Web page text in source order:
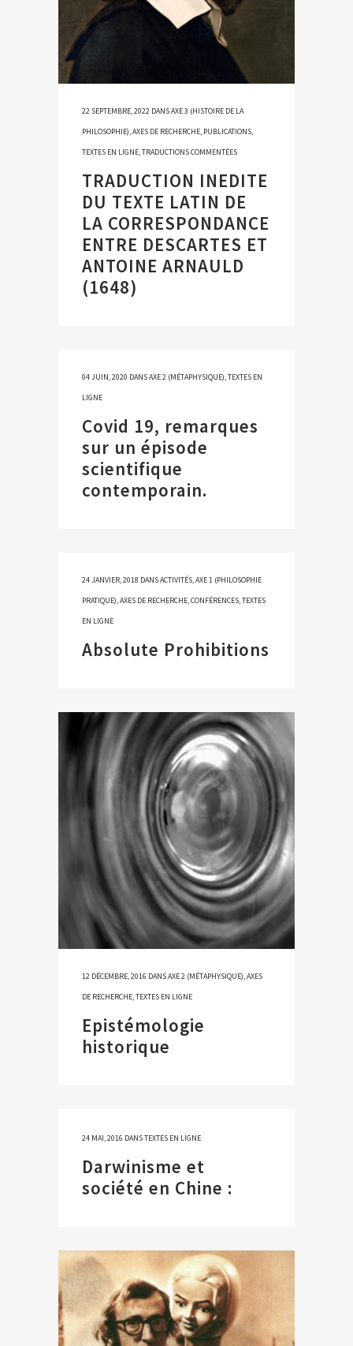
22 SEPTEMBRE, 2022 DANSAXE 3 (HISTOIRE DE LA
PHILOSOPHIE),AXES DE RECHERCHE, PUBLICATIONS,
TEXTES EN LIGNE,TRADUCTIONS COMMENTÉES
TRADUCTION INEDITE
DU TEXTE LATIN DE
LA CORRESPONDANCE
ENTRE DESCARTES ET
ANTOINE ARNAULD
(1648)
04 JUIN, 2020 DANSAXE 2 (MÉTAPHYSIQUE),TEXTES EN
LIGNE
Covid 19, remarques
sur un épisode
scientifique
contemporain.
24 JANVIER, 2018 DANSACTIVITÉS,AXE 1 (PHILOSOPHIE
PRATIQUE),AXES DE RECHERCHE,CONFÉRENCES,TEXTES
EN LIGNE
Absolute Prohibitions
12 DÉCEMBRE, 2016 DANSAXE 2 (MÉTAPHYSIQUE),AXES
DE RECHERCHE,TEXTES EN LIGNE
Epistémologie
historique
24 MAI, 2016 DANSTEXTES EN LIGNE
Darwinisme et
société en Chine :